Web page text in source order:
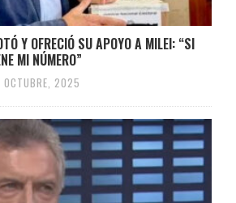
Y OFRECIÓ SU APOYO A MILEI: “SI
MI NÚMERO”
2025